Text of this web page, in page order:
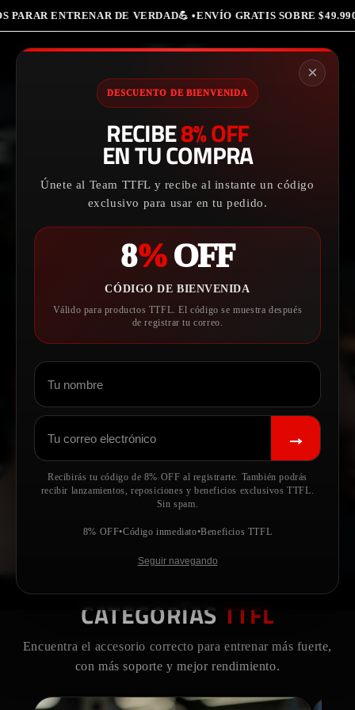
Ir
directamente
al contenido
Iniciar
sesión
Carrito
+ Banda
VER KIT →
Dale un
CATEGORÍAS TTFL
Encuentra el accesorio correcto para entrenar más fuerte,
con más soporte y mejor rendimiento.
×
DESCUENTO DE BIENVENIDA
RECIBE8% OFF
EN TU COMPRA
Únete al Team TTFL y recibe al instante un código
exclusivo para usar en tu pedido.
8%OFF
CÓDIGO DE BIENVENIDA
Válido para productos TTFL. El código se muestra después
de registrar tu correo.
→
Recibirás tu código de 8% OFF al registrarte. También podrás
recibir lanzamientos, reposiciones y beneficios exclusivos TTFL.
Sin spam.
8% OFF•Código inmediato•Beneficios TTFL
Seguir navegando
DEPORTIVOS PARAR ENTRENAR DE VERDAD💪 •ENVÍO